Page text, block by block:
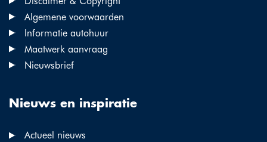
Algemene voorwaarden
Informatie autohuur
Maatwerk aanvraag
Nieuwsbrief
Nieuws en inspiratie
Actueel nieuws